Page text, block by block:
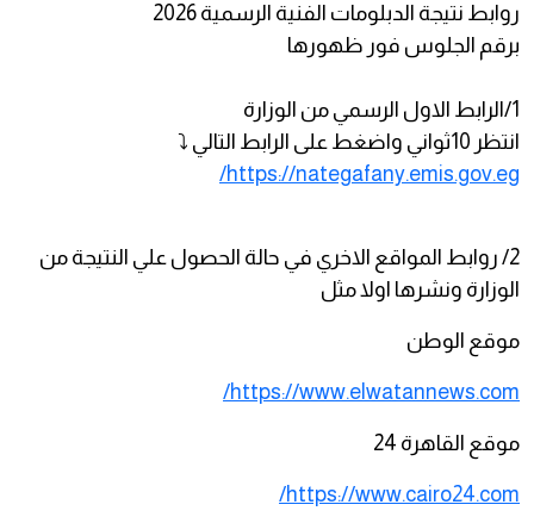
روابط نتيجة الدبلومات الفنية الرسمية 2026
برقم الجلوس فور ظهورها
1/الرابط الاول الرسمي من الوزارة
انتظر 10ثواني واضغط على الرابط التالي ⤵️
https://nategafany.emis.gov.eg/
2/ روابط المواقع الاخري في حالة الحصول علي النتيجة من
الوزارة ونشرها اولا مثل
موقع الوطن
https://www.elwatannews.com/
موقع القاهرة 24
https://www.cairo24.com/